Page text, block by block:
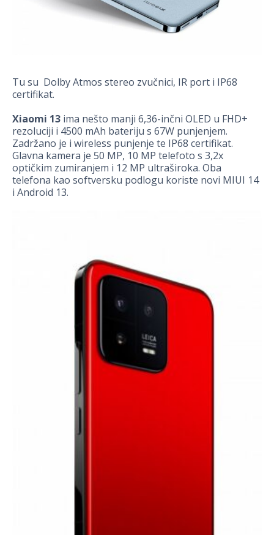
Tu su Dolby Atmos stereo zvučnici, IR port i IP68
certifikat.
Xiaomi 13 ima nešto manji 6,36-inčni OLED u FHD+
rezoluciji i 4500 mAh bateriju s 67W punjenjem.
Zadržano je i wireless punjenje te IP68 certifikat.
Glavna kamera je 50 MP, 10 MP telefoto s 3,2x
optičkim zumiranjem i 12 MP ultraširoka. Oba
telefona kao softversku podlogu koriste novi MIUI 14
i Android 13.